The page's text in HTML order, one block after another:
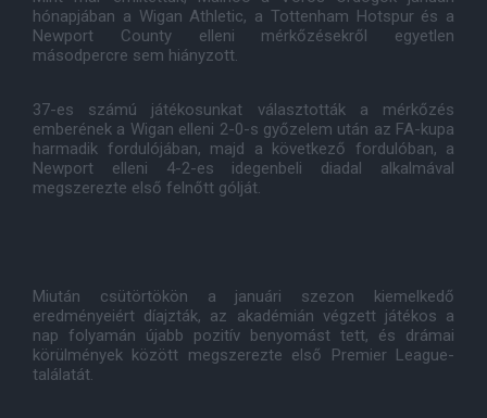
hónapjában a Wigan Athletic, a Tottenham Hotspur és a
Newport County elleni mérkőzésekről egyetlen
másodpercre sem hiányzott.
37-es számú játékosunkat választották a mérkőzés
emberének a Wigan elleni 2-0-s győzelem után az FA-kupa
harmadik fordulójában, majd a következő fordulóban, a
Newport elleni 4-2-es idegenbeli diadal alkalmával
megszerezte első felnőtt gólját.
Miután csütörtökön a januári szezon kiemelkedő
eredményeiért díajzták, az akadémián végzett játékos a
nap folyamán újabb pozitív benyomást tett, és drámai
körülmények között megszerezte első Premier League-
találatát.